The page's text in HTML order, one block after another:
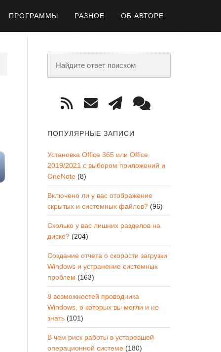
ПРОГРАММЫ РАЗНОЕ ОБ АВТОРЕ
ПОПУЛЯРНЫЕ ЗАПИСИ
Установка Office 365 или Office
2019/2021 с выбором приложений и
OneNote (8)
Включено ли у вас отображение
скрытых и системных файлов? (96)
Сколько у вас лишних разделов на
диске? (204)
Создание отчета о скорости загрузки
Windows и устранение системных
проблем (163)
8 возможностей проводника
Windows, о которых вы могли и не
знать (101)
В чем риск работы в устаревшей
операционной системе (180)